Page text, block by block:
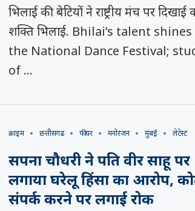
भिलाई की बेटियों ने राष्ट्रीय मंच पर
शक्ति भिलाई. Bhilai’s talent
the National Dance Festival;
of …
क्राइम छत्तीसगढ़ फीचर मनोरंजन मुंबई लेटेस्ट
सपना चौधरी ने पति वीर साहू पर
लगाया घरेलू हिंसा का आरोप,
संपर्क करने पर लगाई रोक